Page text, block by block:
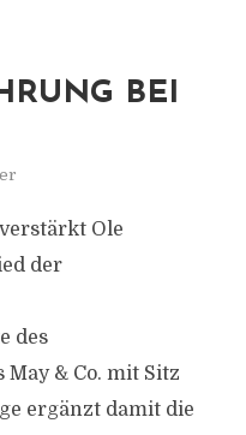
BEI
Ole
der
des
& Co. mit Sitz
ergänzt damit die